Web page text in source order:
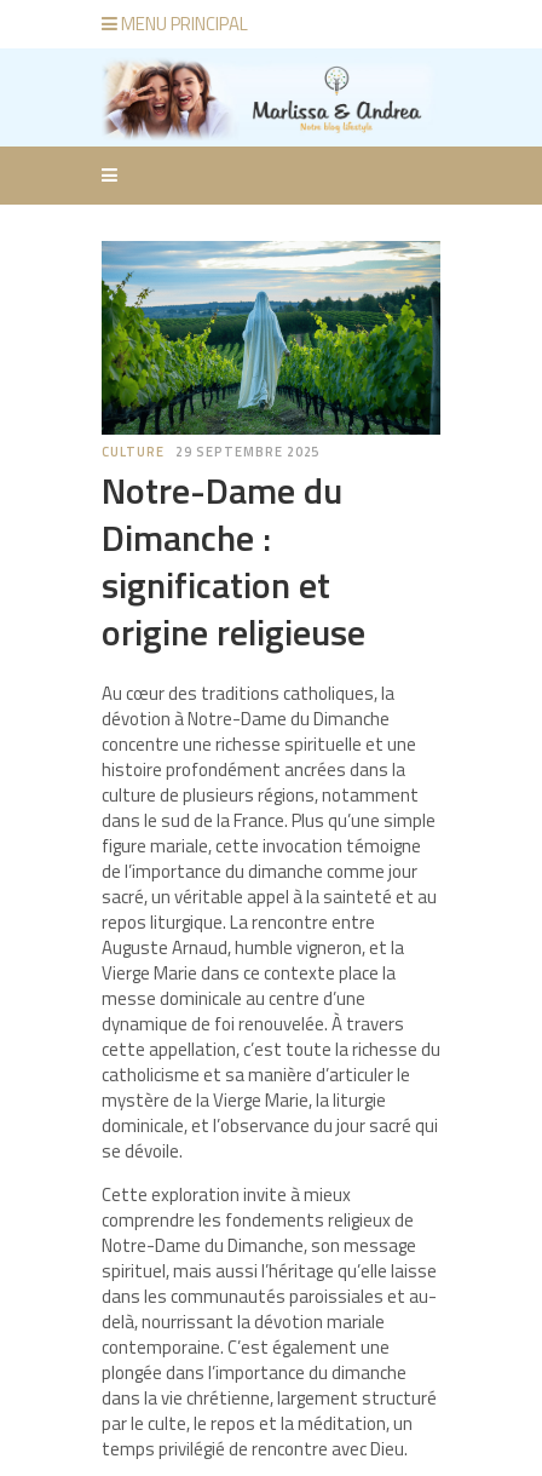
MENU PRINCIPAL
CULTURE 29 SEPTEMBRE 2025
Notre-Dame du
Dimanche :
signification et
origine religieuse
Au cœur des traditions catholiques, la
dévotion à Notre-Dame du Dimanche
concentre une richesse spirituelle et une
histoire profondément ancrées dans la
culture de plusieurs régions, notamment
dans le sud de la France. Plus qu’une simple
figure mariale, cette invocation témoigne
de l’importance du dimanche comme jour
sacré, un véritable appel à la sainteté et au
repos liturgique. La rencontre entre
Auguste Arnaud, humble vigneron, et la
Vierge Marie dans ce contexte place la
messe dominicale au centre d’une
dynamique de foi renouvelée. À travers
cette appellation, c’est toute la richesse du
catholicisme et sa manière d’articuler le
mystère de la Vierge Marie, la liturgie
dominicale, et l’observance du jour sacré qui
se dévoile.
Cette exploration invite à mieux
comprendre les fondements religieux de
Notre-Dame du Dimanche, son message
spirituel, mais aussi l’héritage qu’elle laisse
dans les communautés paroissiales et au-
delà, nourrissant la dévotion mariale
contemporaine. C’est également une
plongée dans l’importance du dimanche
dans la vie chrétienne, largement structuré
par le culte, le repos et la méditation, un
temps privilégié de rencontre avec Dieu.